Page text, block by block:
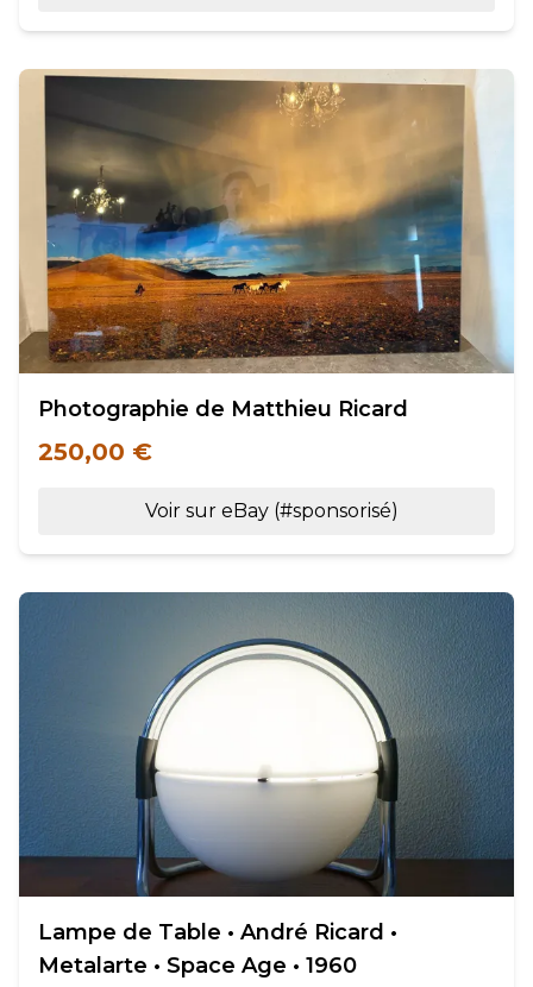
Photographie de Matthieu Ricard
250,00 €
Voir sur eBay (#sponsorisé)
Lampe de Table • André Ricard •
Metalarte • Space Age • 1960